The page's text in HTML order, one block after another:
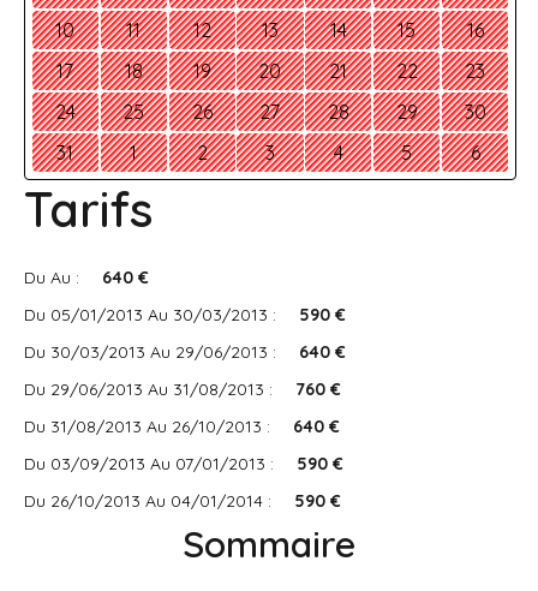
10
11 12 13 14 15
16
17
18 19 20 21 22
23
24
25 26 27 28 29
30
31
1 2 3 4 5 6
Tarifs
Du Au :
640 €
Du 05/01/2013 Au 30/03/2013 :
590 €
Du 30/03/2013 Au 29/06/2013 :
640 €
Du 29/06/2013 Au 31/08/2013 :
760 €
Du 31/08/2013 Au 26/10/2013 :
640 €
Du 03/09/2013 Au 07/01/2013 :
590 €
Du 26/10/2013 Au 04/01/2014 :
590 €
Sommaire